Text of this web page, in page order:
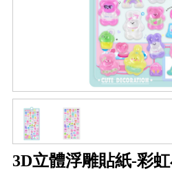
3D立體浮雕貼紙-彩